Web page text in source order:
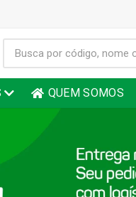
QUEM SOMOS